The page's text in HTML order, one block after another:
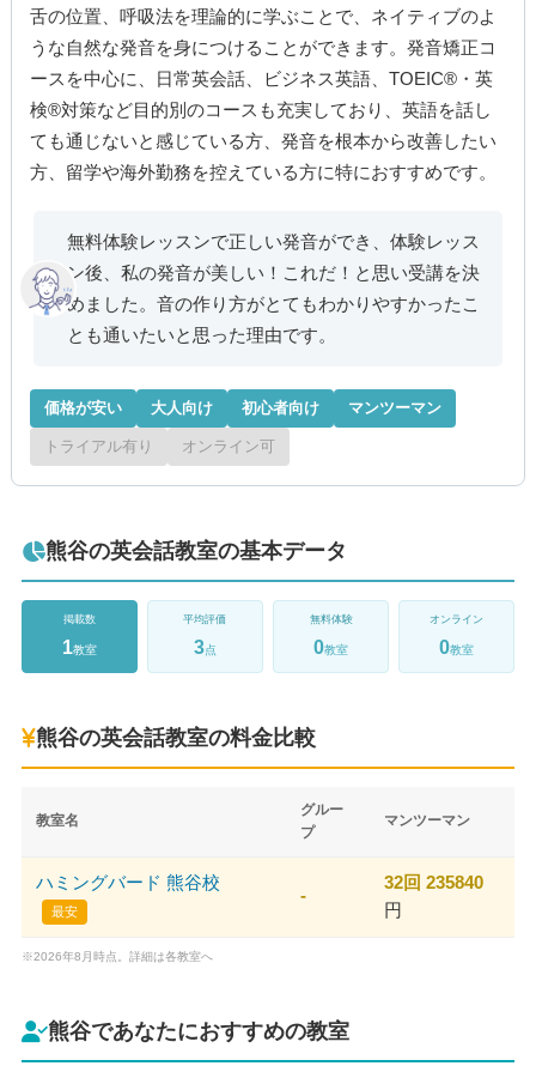
舌の位置、呼吸法を理論的に学ぶことで、ネイティブのよ
うな自然な発音を身につけることができます。発音矯正コ
ースを中心に、日常英会話、ビジネス英語、TOEIC®・英
検®対策など目的別のコースも充実しており、英語を話し
ても通じないと感じている方、発音を根本から改善したい
方、留学や海外勤務を控えている方に特におすすめです。
無料体験レッスンで正しい発音ができ、体験レッス
ン後、私の発音が美しい！これだ！と思い受講を決
めました。音の作り方がとてもわかりやすかったこ
とも通いたいと思った理由です。
価格が安い 大人向け 初心者向け マンツーマン
トライアル有り オンライン可
熊谷の英会話教室の基本データ
掲載数
1教室
平均評価
3点
無料体験
0教室
オンライン
0教室
熊谷の英会話教室の料金比較
教室名
グルー
プ
マンツーマン
ハミングバード 熊谷校
最安
-
32回 235840
円
※2026年8月時点。詳細は各教室へ
熊谷であなたにおすすめの教室